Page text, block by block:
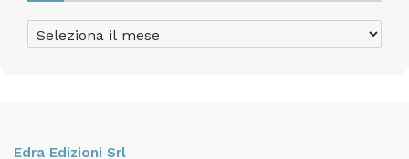
Archivio
Articoli
Edra Edizioni Srl